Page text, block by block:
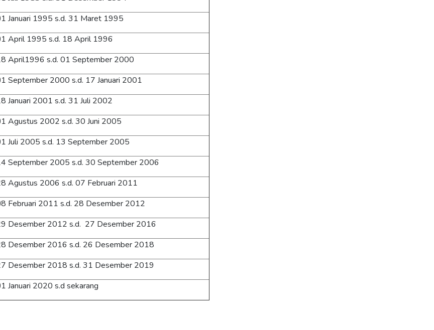
Januari 1995 s.d. 31 Maret 1995
April 1995 s.d. 18 April 1996
April1996 s.d. 01 September 2000
September 2000 s.d. 17 Januari 2001
Januari 2001 s.d. 31 Juli 2002
Agustus 2002 s.d. 30 Juni 2005
Juli 2005 s.d. 13 September 2005
September 2005 s.d. 30 September 2006
Agustus 2006 s.d. 07 Februari 2011
Februari 2011 s.d. 28 Desember 2012
Desember 2012 s.d. 27 Desember 2016
Desember 2016 s.d. 26 Desember 2018
Desember 2018 s.d. 31 Desember 2019
Januari 2020 s.d sekarang